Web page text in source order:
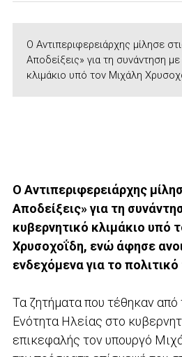
Ο Αντιπεριφερειάρχης μίλησε
Αποδείξεις» για τη συνάντηση
κλιμάκιο υπό τον Μιχάλη
Ο Αντιπεριφερειάρχης
Αποδείξεις» για τη
κυβερνητικό κλιμάκιο υπό
Χρυσοχοΐδη, ενώ άφησε
ενδεχόμενα για το
Τα ζητήματα που τέθηκαν από
Ενότητα Ηλείας στο
επικεφαλής τον υπουργό